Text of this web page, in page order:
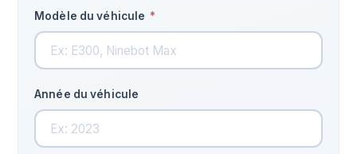
Modèle du véhicule *
Année du véhicule